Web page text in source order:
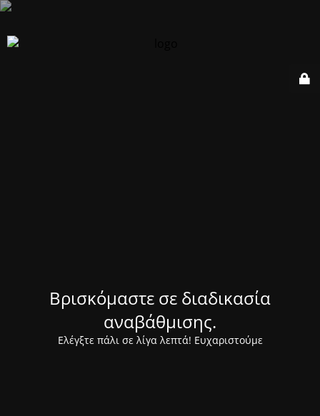
Βρισκόμαστε σε διαδικασία
αναβάθμισης.
Ελέγξτε πάλι σε λίγα λεπτά! Ευχαριστούμε